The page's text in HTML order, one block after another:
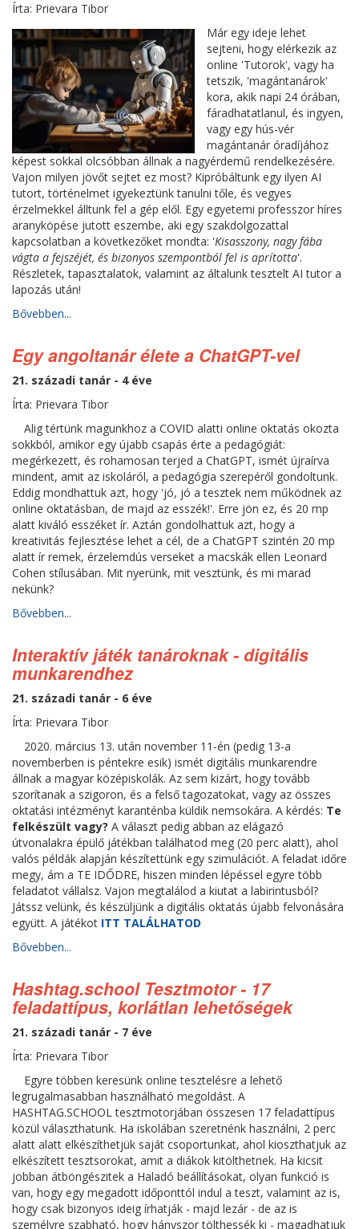
Írta: Prievara Tibor
Már egy ideje lehet
sejteni, hogy elérkezik az
online 'Tutorok', vagy ha
tetszik, 'magántanárok'
kora, akik napi 24 órában,
fáradhatatlanul, és ingyen,
vagy egy hús-vér
magántanár óradíjához
képest sokkal olcsóbban állnak a nagyérdemű rendelkezésére.
Vajon milyen jövőt sejtet ez most? Kipróbáltunk egy ilyen AI
tutort, történelmet igyekeztünk tanulni tőle, és vegyes
érzelmekkel álltunk fel a gép elől. Egy egyetemi professzor híres
aranyköpése jutott eszembe, aki egy szakdolgozattal
kapcsolatban a következőket mondta: 'Kisasszony, nagy fába
vágta a fejszéjét, és bizonyos szempontból fel is aprította'.
Részletek, tapasztalatok, valamint az általunk tesztelt AI tutor a
lapozás után!
Bővebben...
Egy angoltanár élete a ChatGPT-vel
21. századi tanár - 4 éve
Írta: Prievara Tibor
Alig tértünk magunkhoz a COVID alatti online oktatás okozta
sokkból, amikor egy újabb csapás érte a pedagógiát:
megérkezett, és rohamosan terjed a ChatGPT, ismét újraírva
mindent, amit az iskoláról, a pedagógia szerepéről gondoltunk.
Eddig mondhattuk azt, hogy 'jó, jó a tesztek nem működnek az
online oktatásban, de majd az esszék!'. Erre jön ez, és 20 mp
alatt kiváló esszéket ír. Aztán gondolhattuk azt, hogy a
kreativitás fejlesztése lehet a cél, de a ChatGPT szintén 20 mp
alatt ír remek, érzelemdús verseket a macskák ellen Leonard
Cohen stílusában. Mit nyerünk, mit vesztünk, és mi marad
nekünk?
Bővebben...
Interaktív játék tanároknak - digitális
munkarendhez
21. századi tanár - 6 éve
Írta: Prievara Tibor
2020. március 13. után november 11-én (pedig 13-a
novemberben is péntekre esik) ismét digitális munkarendre
állnak a magyar középiskolák. Az sem kizárt, hogy tovább
szorítanak a szigoron, és a felső tagozatokat, vagy az összes
oktatási intézményt karanténba küldik nemsokára. A kérdés: Te
felkészült vagy? A választ pedig abban az elágazó
útvonalakra épülő játékban találhatod meg (20 perc alatt), ahol
valós példák alapján készítettünk egy szimulációt. A feladat időre
megy, ám a TE IDŐDRE, hiszen minden lépéssel egyre több
feladatot vállalsz. Vajon megtalálod a kiutat a labirintusból?
Játssz velünk, és készüljünk a digitális oktatás újabb felvonására
együtt. A játékot ITT TALÁLHATOD
Bővebben...
Hashtag.school Tesztmotor - 17
feladattípus, korlátlan lehetőségek
21. századi tanár - 7 éve
Írta: Prievara Tibor
Egyre többen keresünk online tesztelésre a lehető
legrugalmasabban használható megoldást. A
HASHTAG.SCHOOL tesztmotorjában összesen 17 feladattípus
közül választhatunk. Ha iskolában szeretnénk használni, 2 perc
alatt alatt elkészíthetjük saját csoportunkat, ahol kioszthatjuk az
elkészített tesztsorokat, amit a diákok kitölthetnek. Ha kicsit
jobban átböngészitek a Haladó beállításokat, olyan funkció is
van, hogy egy megadott időponttól indul a teszt, valamint az is,
hogy csak bizonyos ideig írhatják - majd lezár - de az is
személyre szabható, hogy hányszor tölthessék ki - magadhatjuk